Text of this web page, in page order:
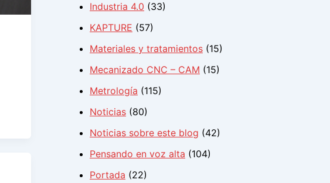
Industria 4.0 (33)
KAPTURE (57)
Materiales y tratamientos (15)
Mecanizado CNC – CAM (15)
Metrología (115)
Noticias (80)
Noticias sobre este blog (42)
Pensando en voz alta (104)
Portada (22)